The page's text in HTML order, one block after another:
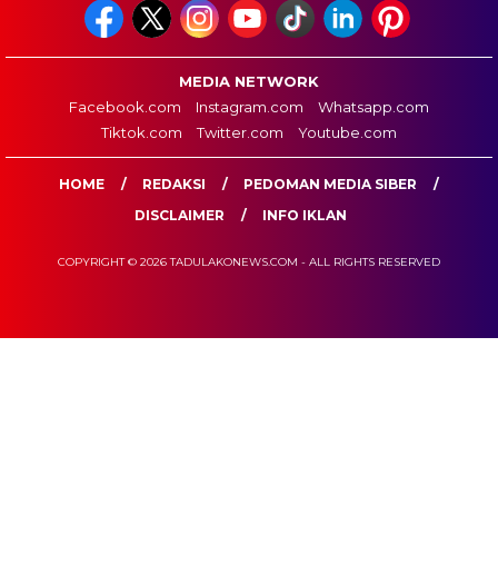
MEDIA NETWORK
Facebook.com
Instagram.com
Whatsapp.com
Tiktok.com
Twitter.com Youtube.com
HOME REDAKSI
PEDOMAN MEDIA SIBER
DISCLAIMER
INFO IKLAN
COPYRIGHT © 2026 TADULAKONEWS.COM - ALL RIGHTS RESERVED